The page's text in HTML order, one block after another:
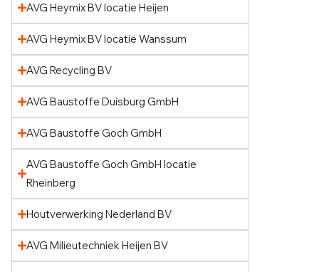
AVG Heymix BV locatie Heijen
AVG Heymix BV locatie Wanssum
AVG Recycling BV
AVG Baustoffe Duisburg GmbH
AVG Baustoffe Goch GmbH
AVG Baustoffe Goch GmbH locatie
Rheinberg
Houtverwerking Nederland BV
AVG Milieutechniek Heijen BV